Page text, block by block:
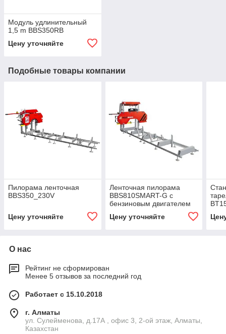
Модуль удлинительный
1,5 m BBS350RB
Цену уточняйте
Подобные товары компании
Пилорама ленточная
BBS350_230V
Цену уточняйте
Ленточная пилорама
BBS810SMART-G с
бензиновым двигателем
Цену уточняйте
О нас
Рейтинг не сформирован
Менее 5 отзывов за последний год
Работает с 15.10.2018
г. Алматы
ул. Сулейменова, д.17А , офис 3, 2-ой этаж, Алматы,
Казахстан